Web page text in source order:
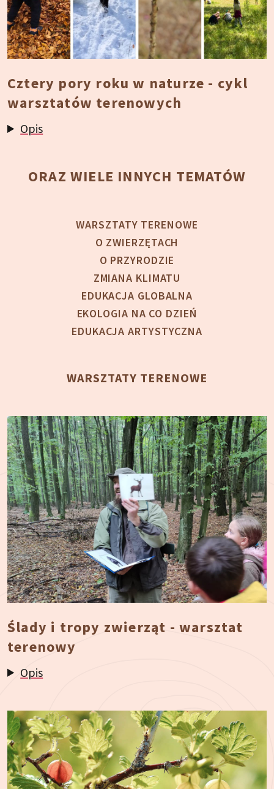
Cztery pory roku w naturze - cykl
warsztatów terenowych
Opis
ORAZ WIELE INNYCH TEMATÓW
WARSZTATY TERENOWE
O ZWIERZĘTACH
O PRZYRODZIE
ZMIANA KLIMATU
EDUKACJA GLOBALNA
EKOLOGIA NA CO DZIEŃ
EDUKACJA ARTYSTYCZNA
WARSZTATY TERENOWE
Ślady i tropy zwierząt - warsztat
terenowy
Opis